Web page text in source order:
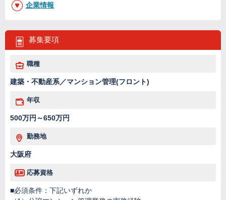
募集要項
職種
建築・不動産系／マンション管理(フロント)
年収
500万円～650万円
勤務地
大阪府
応募資格
■必須条件：下記いずれか
企業情報